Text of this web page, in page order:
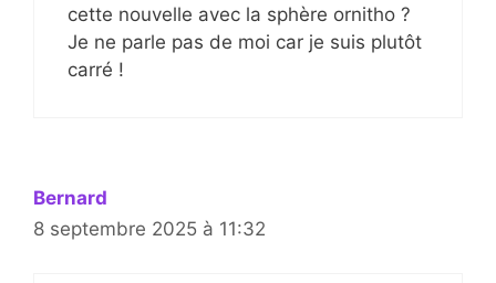
cette nouvelle avec la sphère ornitho ?
Je ne parle pas de moi car je suis plutôt
carré !
Bernard
8 septembre 2025 à 11:32